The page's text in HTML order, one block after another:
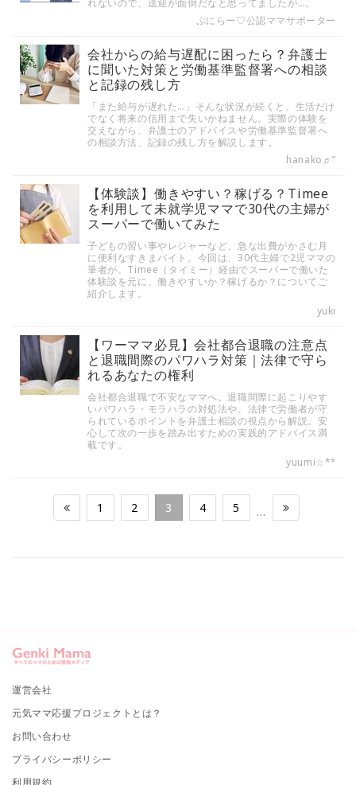
れないので、送迎が面倒だなと思ってましたが…。
ぷにらー♡公認ママサポーター
会社からの給与遅配に困ったら？弁護士
に聞いた対策と労働基準監督署への相談
と記録の残し方
「また給与が遅れた…」そんな状況が続くと、生活だけ
でなく将来の信用まで失いかねません。実際の体験を
交えながら、弁護士のアドバイスや労働基準監督署へ
の相談方法、記録の残し方を解説します。
hanako♬”
【体験談】働きやすい？稼げる？Timee
を利用して未就学児ママで30代の主婦が
スーパーで働いてみた
子どもの習い事やレジャーなど、急な出費がかさむ月
に便利なすきまバイト。今回は、30代主婦で2児ママの
筆者が、Timee（タイミー）経由でスーパーで働いた
体験談を元に、働きやすいか？稼げるか？についてご
紹介します。
yuki
【ワーママ必見】会社都合退職の注意点
と退職間際のパワハラ対策｜法律で守ら
れるあなたの権利
会社都合退職で不安なママへ。退職間際に起こりやす
いパワハラ・モラハラの対処法や、法律で労働者が守
られているポイントを弁護士相談の視点から解説。安
心して次の一歩を踏み出すための実践的アドバイス満
載です。
yuumi☆*°
1 2 3 4 5 …
運営会社
元気ママ応援プロジェクトとは？
お問い合わせ
プライバシーポリシー
利用規約